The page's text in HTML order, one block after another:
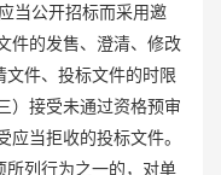
当公开招标而采用邀
件的发售、澄清、修改
文件、投标文件的时限
）接受未通过资格预审
当拒收的投标文件。
所列行为之一的，对单